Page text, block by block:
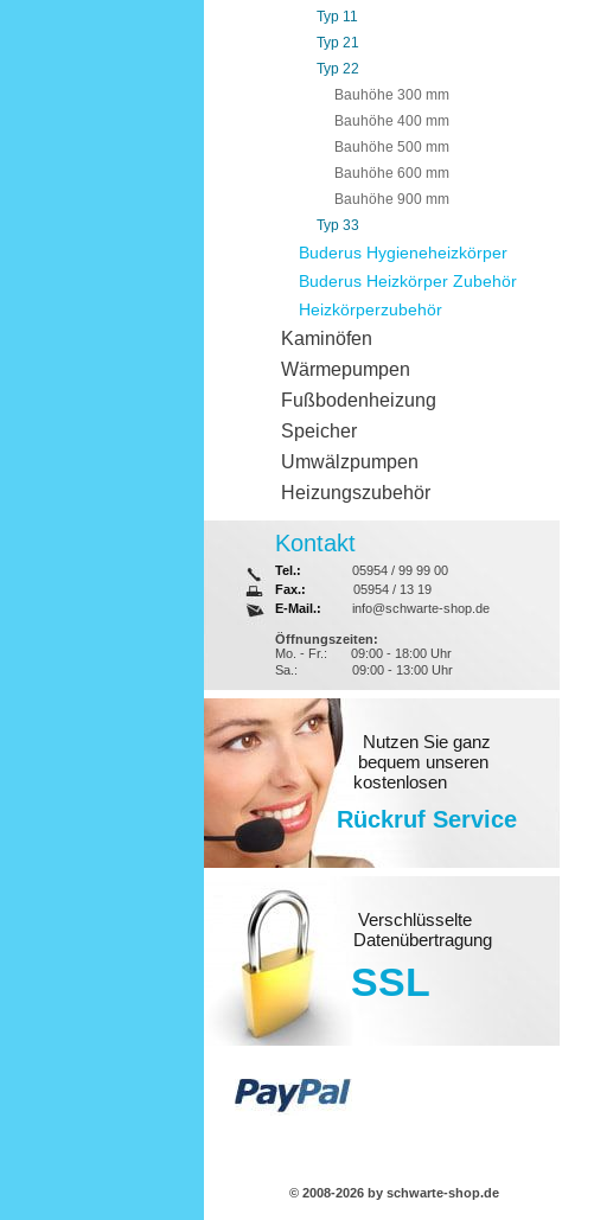
Typ 11
Typ 21
Typ 22
Bauhöhe 300 mm
Bauhöhe 400 mm
Bauhöhe 500 mm
Bauhöhe 600 mm
Bauhöhe 900 mm
Typ 33
Buderus Hygieneheizkörper
Buderus Heizkörper Zubehör
Heizkörperzubehör
Kaminöfen
Wärmepumpen
Fußbodenheizung
Speicher
Umwälzpumpen
Heizungszubehör
Kontakt
Tel.:
05954 / 99 99 00
Fax.:
05954 / 13 19
E-Mail.:
info@schwarte-shop.de
Öffnungszeiten:
Mo. - Fr.:
09:00 - 18:00 Uhr
Sa.:
09:00 - 13:00 Uhr
Nutzen Sie ganz
bequem unseren
kostenlosen
Rückruf Service
Verschlüsselte
Datenübertragung
SSL
© 2008-2026 by schwarte-shop.de